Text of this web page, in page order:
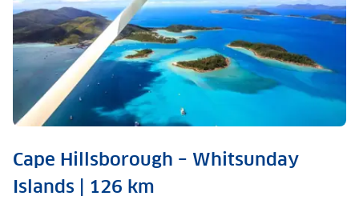
Cape Hillsborough – Whitsunday
Islands | 126 km